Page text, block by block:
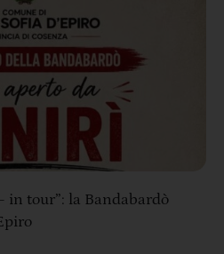
in tour”: la Bandabardò